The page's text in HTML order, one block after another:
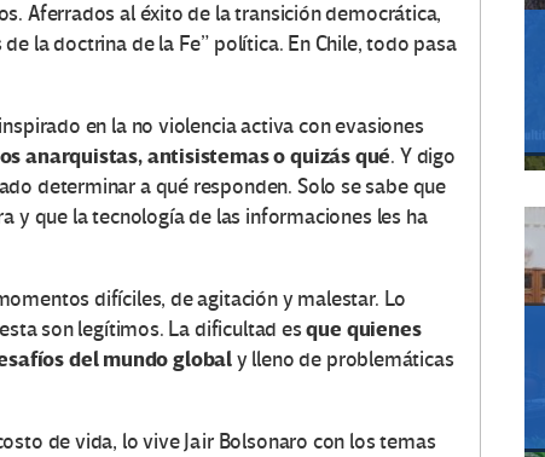
Aferrados al éxito de la transición democrática,
la doctrina de la Fe” política. En Chile, todo pasa
en la no violencia activa con evasiones
anarquistas, antisistemas o quizás qué. Y digo
determinar a qué responden. Solo se sabe que
y que la tecnología de las informaciones les ha
difíciles, de agitación y malestar. Lo
son legítimos. La dificultad esque quienes
del mundo globaly lleno de problemáticas
de vida, lo vive Jair Bolsonaro con los temas